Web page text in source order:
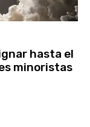
hasta el
minoristas